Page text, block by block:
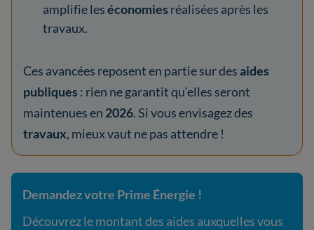
amplifie leséconomies réalisées après les
travaux.
Ces avancées reposent en partie sur desaides
publiques : rien ne garantit qu'elles seront
maintenues en 2026. Si vous envisagez des
travaux, mieux vaut ne pas attendre !
Demandez votre Prime Énergie !
Découvrez le montant des aides auxquelles vous